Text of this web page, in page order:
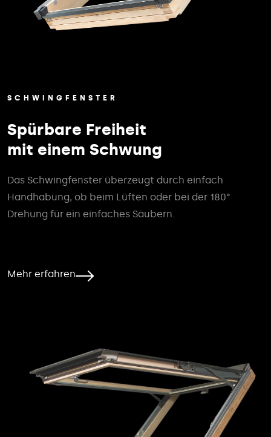
SCHWINGFENSTER
Spürbare Freiheit
mit einem Schwung
Das Schwingfenster überzeugt durch einfach
Handhabung, ob beim Lüften oder bei der 180°
Drehung für ein einfaches Säubern.
Mehr erfahren